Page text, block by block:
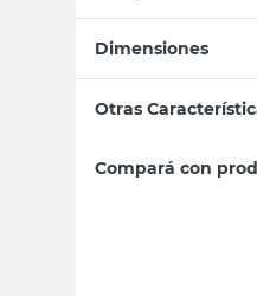
Dimensiones
Otras
Compará con